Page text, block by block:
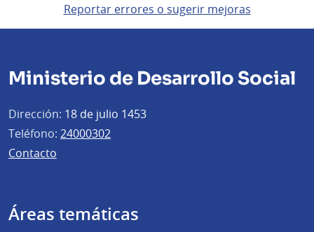
Reportar errores o sugerir mejoras
Ministerio de Desarrollo Social
Dirección: 18 de julio 1453
Teléfono: 24000302
Contacto
Áreas temáticas